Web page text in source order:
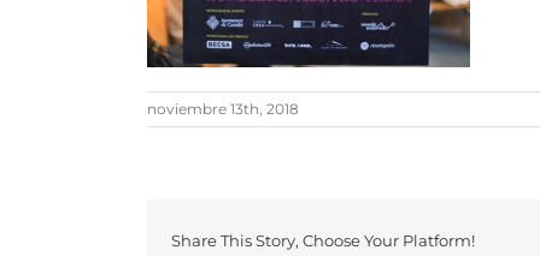
noviembre 13th, 2018
Share This Story, Choose Your Platform!